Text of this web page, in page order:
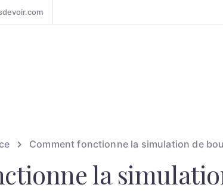
Comment fonctionne la simulation de
la